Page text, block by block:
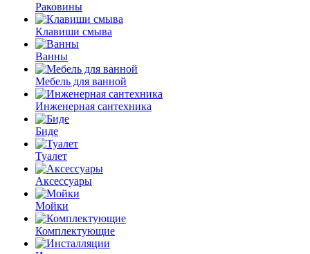
Раковины
Клавиши смыва
Ванны
Мебель для ванной
Инженерная сантехника
Биде
Туалет
Аксессуары
Мойки
Комплектующие